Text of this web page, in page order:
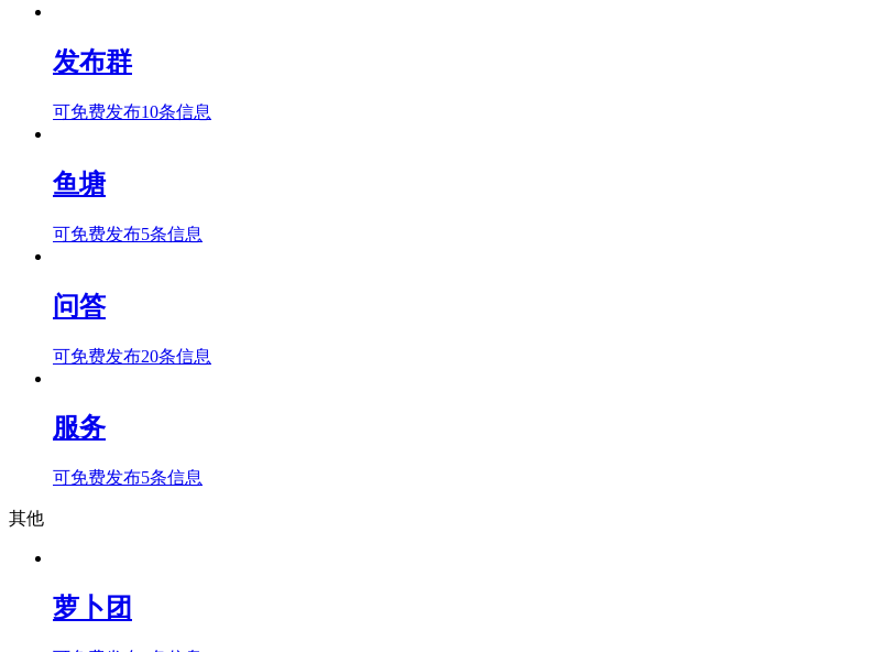
发布群
可免费发布10条信息
鱼塘
可免费发布5条信息
问答
可免费发布20条信息
服务
可免费发布5条信息
其他
萝卜团